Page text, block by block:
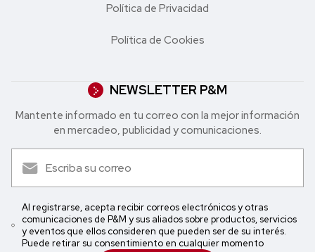
Política de Privacidad
Política de Cookies
NEWSLETTER P&M
Mantente informado en tu correo con la mejor in formación
en mercadeo, publicidad y comunicaciones.
Al registrarse, acepta recibir correos electrónicos y otras
comunicaciones de P&M y sus aliados sobre productos, servicios
y eventos que ellos consideren que pueden ser de su interés.
Puede retirar su consentimiento en cualquier momento